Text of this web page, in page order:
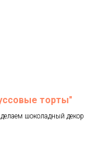
торты"
шоколадный декор